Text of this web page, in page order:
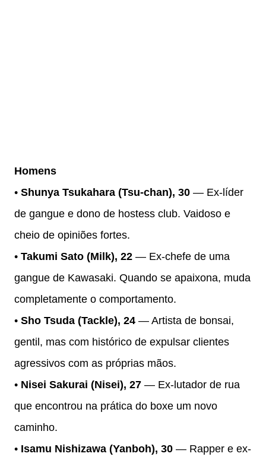
Homens
• Shunya Tsukahara (Tsu-chan), 30 — Ex-líder
de gangue e dono de hostess club. Vaidoso e
cheio de opiniões fortes.
• Takumi Sato (Milk), 22 — Ex-chefe de uma
gangue de Kawasaki. Quando se apaixona, muda
completamente o comportamento.
• Sho Tsuda (Tackle), 24 — Artista de bonsai,
gentil, mas com histórico de expulsar clientes
agressivos com as próprias mãos.
• Nisei Sakurai (Nisei), 27 — Ex-lutador de rua
que encontrou na prática do boxe um novo
caminho.
• Isamu Nishizawa (Yanboh), 30 — Rapper e ex-